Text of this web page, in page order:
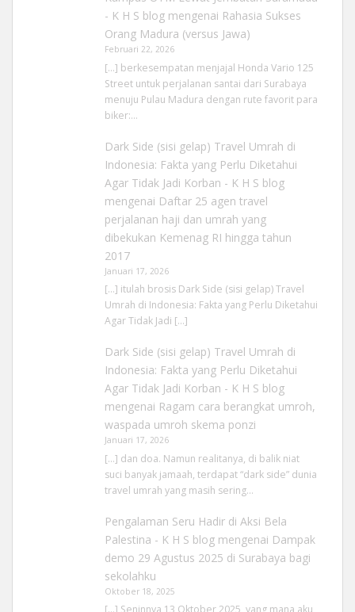
- K H S blogmengenai Rahasia Sukses
Orang Madura (versus Jawa)
Februari 22, 2026
[…] berkesempatan menjajal Honda Vario 125
Street untuk perjalanan santai dari Surabaya
menuju Pulau Madura dengan rute favorit para
biker:…
Dark Side (sisi gelap) Travel Umrah di
Indonesia: Fakta yang Perlu Diketahui
Agar Tidak Jadi Korban - K H S blog
mengenai Daftar 25 agen travel
perjalanan haji dan umrah yang
dibekukan Kemenag RI hingga tahun
2017
Januari 17, 2026
[…] itulah brosis Dark Side (sisi gelap) Travel
Umrah di Indonesia: Fakta yang Perlu Diketahui
Agar Tidak Jadi […]
Dark Side (sisi gelap) Travel Umrah di
Indonesia: Fakta yang Perlu Diketahui
Agar Tidak Jadi Korban - K H S blog
mengenai Ragam cara berangkat umroh,
waspada umroh skema ponzi
Januari 17, 2026
[…] dan doa. Namun realitanya, di balik niat
suci banyak jamaah, terdapat “dark side” dunia
travel umrah yang masih sering…
Pengalaman Seru Hadir di Aksi Bela
Palestina - K H S blogmengenai Dampak
demo 29 Agustus 2025 di Surabaya bagi
sekolahku
Oktober 18, 2025